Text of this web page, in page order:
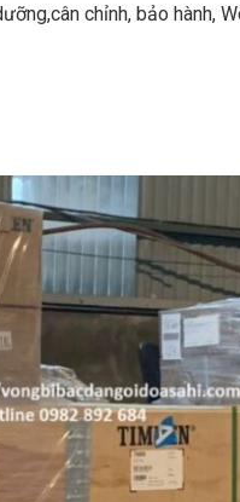
chỉnh, bảo hành,